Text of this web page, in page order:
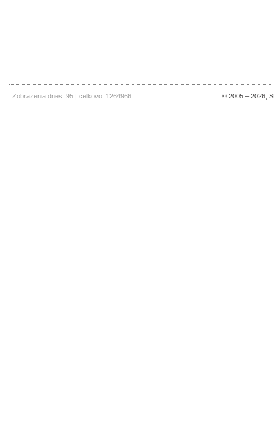
Zobrazenia dnes: 95 | celkovo: 1264966 © 2005 – 2026,